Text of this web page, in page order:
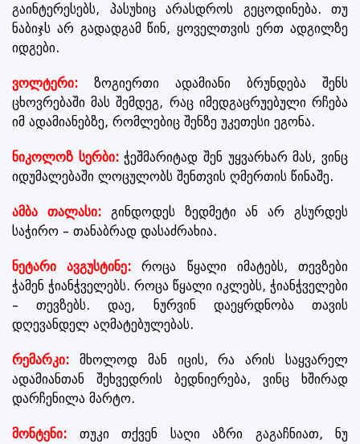
გაინტერესებს, პასუხიც არასდროს გეცოდინება. თუ
ნაბიჯს არ გადადგამ წინ, ყოველთვის ერთ ადგილზე
იდგები.
ვოლტერი: ზოგიერთი ადამიანი ბრუნდება შენს
ცხოვრებაში მას შემდეგ, რაც იმედგაცრუებული რჩება
იმ ადამიანებზე, რომლებიც შენზე უკეთესი ეგონა.
ნიკოლოზ სერბი:ჭეშმარიტად შენ უყვარხარ მას, ვინც
იდუმალებაში ლოცულობს შენთვის ღმერთის წინაშე.
ამბა თალასი: გინდოდეს ზედმეტი ან არ გსურდეს
საჭირო – თანაბრად დასაძრახია.
ნეტარი ავგუსტინე: როცა წყალი იმატებს, თევზები
ჭამენ ჭიანჭველებს. როცა წყალი იკლებს, ჭიანჭველები
– თევზებს. დაე, ნურვინ დაეყრდნობა თავის
დღევანდელ აღმატებულებას.
რემარკი: მხოლოდ მან იცის, რა არის საყვარელ
ადამიანთან შეხვედრის ბედნიერება, ვინც ხშირად
დარჩენილა მარტო.
მონტენი: თუკი თქვენ საღი აზრი გაგაჩნიათ, ნუ